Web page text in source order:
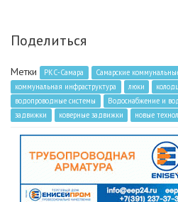
Поделиться
Метки РКС-Самара Самарские
коммунальная инфраструктура
люки
водопроводные системы
Водоснабжение и
задвижки
коверные задвижки новые